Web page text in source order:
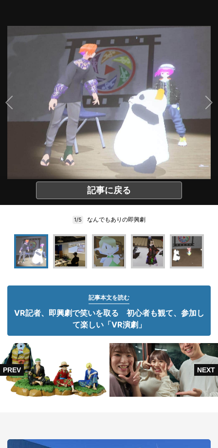
記事に戻る
1/5 なんでもありの即興劇
記事本文を読む
VR記者、即興劇で笑いを取る 初心者も観て、参加し
て楽しい「VR演劇」